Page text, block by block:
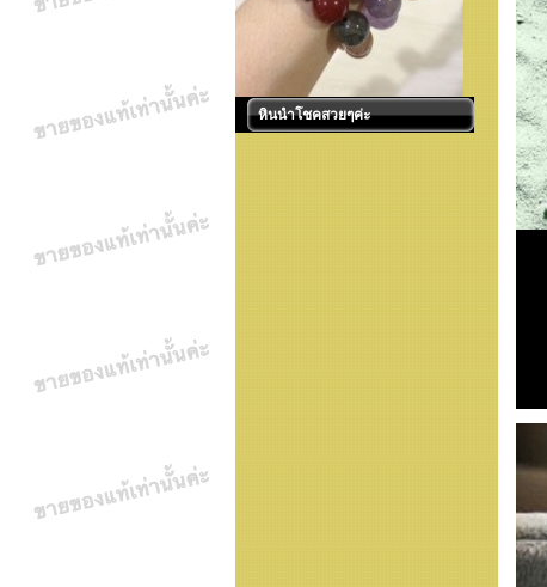
หินนำโชคสวยๆค่ะ